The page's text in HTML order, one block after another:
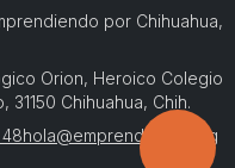
Haz
por Chihuahua,
Orion, Heroico Colegio
Chihuahua, Chih.
48hola@emprendemos.org